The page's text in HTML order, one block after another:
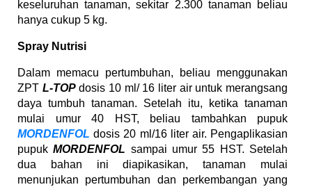
keseluruhan tanaman, sekitar 2.300 tanaman beliau
hanya cukup 5 kg.
Spray Nutrisi
Dalam memacu pertumbuhan, beliau menggunakan
ZPT L-TOPdosis 10 ml/ 16 liter air untuk merangsang
daya tumbuh tanaman. Setelah itu, ketika tanaman
mulai umur 40 HST, beliau tambahkan pupuk
MORDENFOL dosis 20 ml/16 liter air. Pengaplikasian
pupukMORDENFOL sampai umur 55 HST. Setelah
dua bahan ini diapikasikan, tanaman mulai
menunjukan pertumbuhan dan perkembangan yang